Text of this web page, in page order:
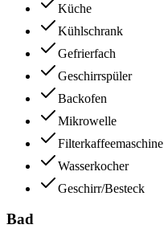
Küche
Kühlschrank
Gefrierfach
Geschirrspüler
Backofen
Mikrowelle
Filterkaffeemaschine
Wasserkocher
Geschirr/Besteck
Bad